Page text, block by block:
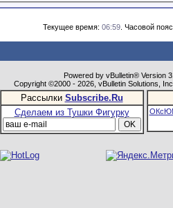
Текущее время: 06:59 . Часовой
Powered by vBulletin® Version
Copyright ©2000 - 2026, vBulletin Solutions,
Рассылки Subscribe.Ru
Сделаем из Тушки Фигурку